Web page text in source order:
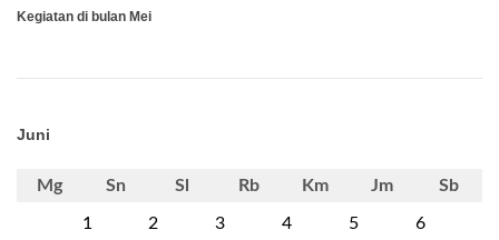
Kegiatan di bulan Mei
Juni
Mg Sn Sl Rb Km Jm Sb
1 2 3 4 5 6